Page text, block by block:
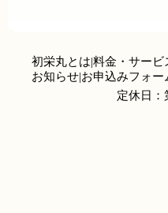
初栄丸とは|料金・サービ
お知らせ|お申込みフォー
定休日：